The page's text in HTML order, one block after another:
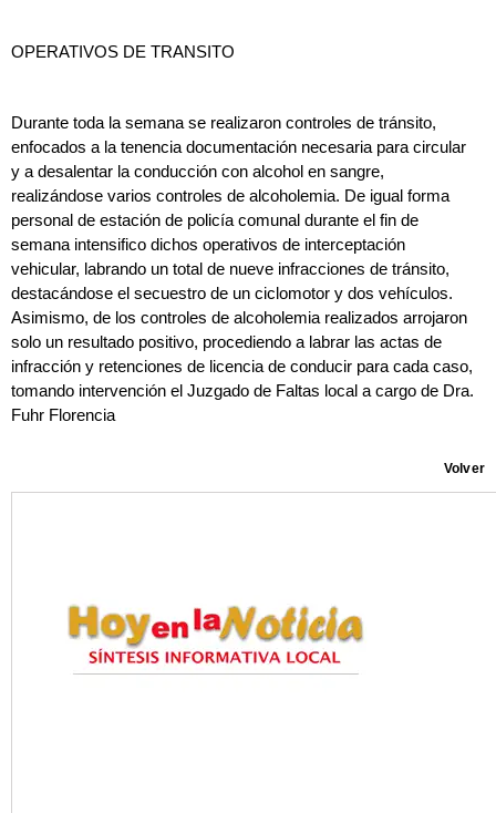
OPERATIVOS DE TRANSITO
Durante toda la semana se realizaron controles de tránsito,
enfocados a la tenencia documentación necesaria para circular
y a desalentar la conducción con alcohol en sangre,
realizándose varios controles de alcoholemia. De igual forma
personal de estación de policía comunal durante el fin de
semana intensifico dichos operativos de interceptación
vehicular, labrando un total de nueve infracciones de tránsito,
destacándose el secuestro de un ciclomotor y dos vehículos.
Asimismo, de los controles de alcoholemia realizados arrojaron
solo un resultado positivo, procediendo a labrar las actas de
infracción y retenciones de licencia de conducir para cada caso,
tomando intervención el Juzgado de Faltas local a cargo de Dra.
Fuhr Florencia
Volver